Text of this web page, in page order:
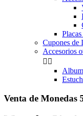
Cupones de
Accesorios
 
Venta de Monedas